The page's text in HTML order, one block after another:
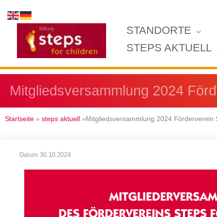
Inhalt
springen
STANDORTE
STEPS AKTUELL
Mitgliedsversammlung 2024
Startseite » steps aktuell »Mitgliedsversammlung 2024 Förderverein
Datum 30.10.2024